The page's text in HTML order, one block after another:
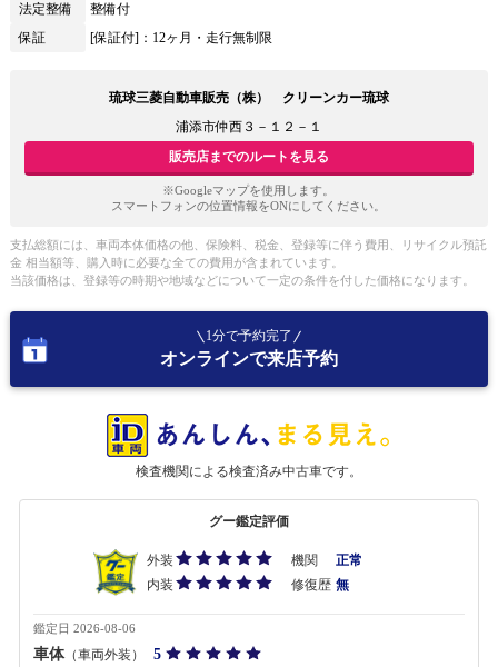
法定整備
整備付
保証
[保証付]：12ヶ月・走行無制限
琉球三菱自動車販売（株） クリーンカー琉球
浦添市仲西３－１２－１
販売店までのルートを見る
※Googleマップを使用します。
スマートフォンの位置情報をONにしてください。
支払総額には、車両本体価格の他、保険料、税金、登録等に伴う費用、リサイクル預託
金 相当額等、購入時に必要な全ての費用が含まれています。
当該価格は、登録等の時期や地域などについて一定の条件を付した価格になります。
1分で予約完了
オンラインで来店予約
検査機関による検査済み中古車です。
グー鑑定評価
外装 機関
正常
内装
修復歴 無
鑑定日 2026-08-06
車体（車両外装） 5